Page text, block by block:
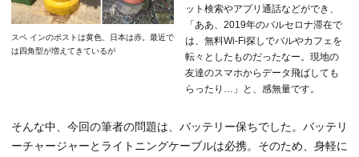
スペ インのポストは黄色、日本は赤。最近で
は四角型が増えてきているが
ット検索やアプリ通話などができ、
「ああ、2019年のバルセロナ滞在で
は、無料Wi-Fi探しでバルやカフェを
転々としたものだったなー。現地の
友達のスマホからデータ飛ばしても
らったり…」と、感無量です。
そんな中、今回の筆者の問題は、バッテリー保ちでした。バッテリ
ーチャージャーとライトニングケーブルは必携。そのため、身軽に